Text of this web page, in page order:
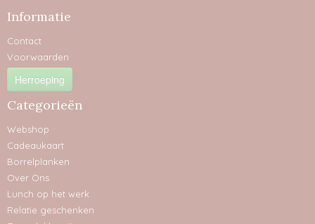
Informatie
Contact
Voorwaarden
Herroeping
Categorieën
Webshop
Cadeaukaart
Borrelplanken
Over Ons
Lunch op het werk
Relatie geschenken